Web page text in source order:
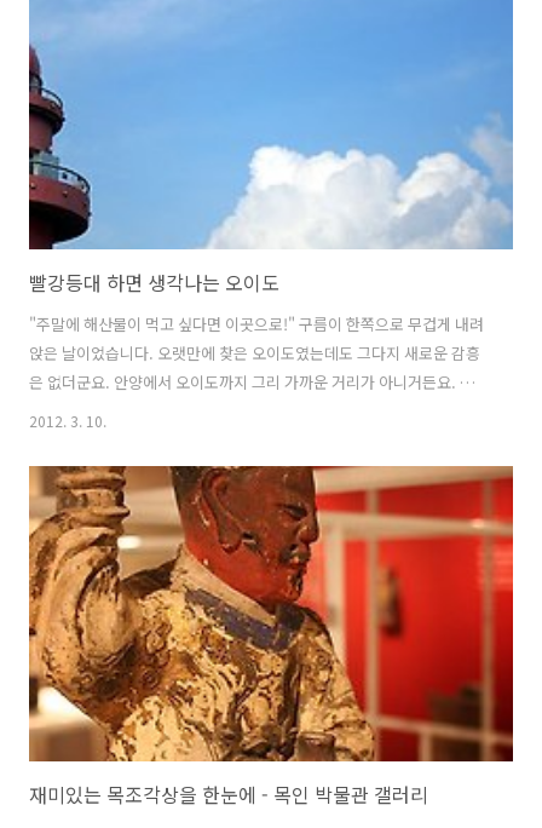
주차할 수 있습니다. 총 관중 규모 : 20,910명의 중형 전용구장인데 실제
내부에서 경기장을 봤을 때 사각이 존재하지 않고, 골대와 관중석의 거리
는 5미터 정도로 말 그대로 선수 땀방울까지 보일 정도입니다. 경기장 지
붕은 원..
빨강등대 하면 생각나는 오이도
"주말에 해산물이 먹고 싶다면 이곳으로!" 구름이 한쪽으로 무겁게 내려
앉은 날이었습니다. 오랫만에 찾은 오이도였는데도 그다지 새로운 감흥
은 없더군요. 안양에서 오이도까지 그리 가까운 거리가 아니거든요. 안양
에서 350번 버스를 타면 무려 76개의 버스 정류장을 지난후 도착할 수 있
금정역 > 오이도역 > 버스 를 이용하는 무지막지한 거리. 그렇게도 오래
걸리는 거리인데 가끔가다 찾고 싶은 곳입니다. 버스는 오래가지만 한번
푹~ 잘 수 있는 장점이 있고, 전철은... 갈아타야 하는 불편함이 있는 반면
에 갈아타는 재미가 있죠. 막상 오이도에 가보면 볼 것도 없습니다. 그냥
새빨간 등대만 볼 수 있죠. 연인이 있다면 바다도 보고, 해산물도..
2012. 3. 10.
재미있는 목조각상을 한눈에 - 목인 박물관 갤러리